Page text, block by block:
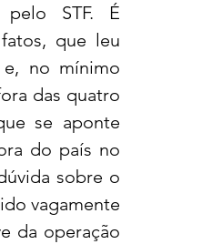
STF. É
que leu
no mínimo
das quatro
se aponte
do país no
sobre o
vagamente
da operação